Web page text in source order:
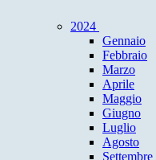
2024
Gennaio
Febbraio
Marzo
Aprile
Maggio
Giugno
Luglio
Agosto
Settembre